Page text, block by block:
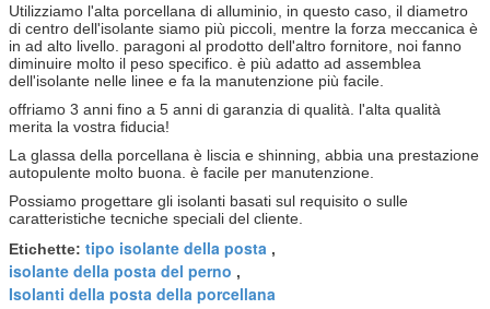
Utilizziamo l'alta porcellana di alluminio, in questo caso, il diametro
di centro dell'isolante siamo più piccoli, mentre la forza meccanica è
in ad alto livello. paragoni al prodotto dell'altro fornitore, noi fanno
diminuire molto il peso specifico. è più adatto ad assemblea
dell'isolante nelle linee e fa la manutenzione più facile.
offriamo 3 anni fino a 5 anni di garanzia di qualità. l'alta qualità
merita la vostra fiducia!
La glassa della porcellana è liscia e shinning, abbia una prestazione
autopulente molto buona. è facile per manutenzione.
Possiamo progettare gli isolanti basati sul requisito o sulle
caratteristiche tecniche speciali del cliente.
Etichette: tipo isolante della posta ,
isolante della posta del perno ,
Isolanti della posta della porcellana